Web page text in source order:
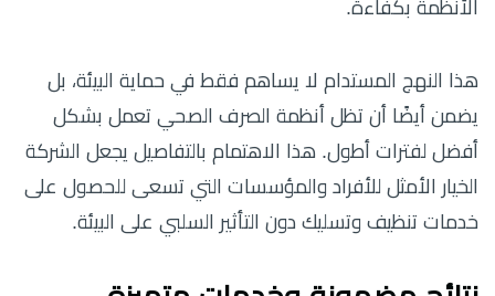
الأنظمة بكفاءة.
هذا النهج المستدام لا يساهم فقط في حماية البيئة، بل
يضمن أيضًا أن تظل أنظمة الصرف الصحي تعمل بشكل
أفضل لفترات أطول. هذا الاهتمام بالتفاصيل يجعل الشركة
الخيار الأمثل للأفراد والمؤسسات التي تسعى للحصول على
خدمات تنظيف وتسليك دون التأثير السلبي على البيئة.